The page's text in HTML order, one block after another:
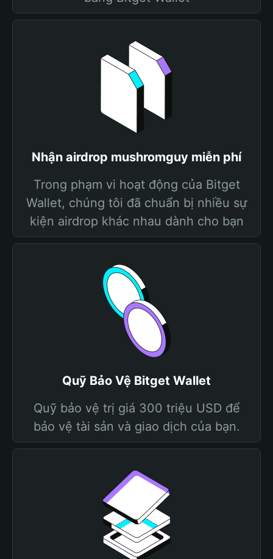
Nhận airdrop mushromguy miễn phí
Trong phạm vi hoạt động của Bitget
Wallet, chúng tôi đã chuẩn bị nhiều sự
kiện airdrop khác nhau dành cho bạn
Quỹ Bảo Vệ Bitget Wallet
Quỹ bảo vệ trị giá 300 triệu USD để
bảo vệ tài sản và giao dịch của bạn.